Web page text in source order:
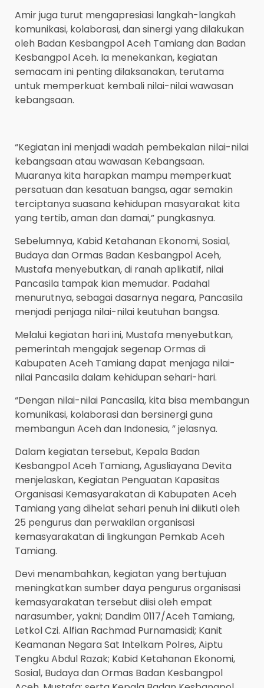
Amir juga turut mengapresiasi langkah-langkah
komunikasi, kolaborasi, dan sinergi yang dilakukan
oleh Badan Kesbangpol Aceh Tamiang dan Badan
Kesbangpol Aceh. Ia menekankan, kegiatan
semacam ini penting dilaksanakan, terutama
untuk memperkuat kembali nilai-nilai wawasan
kebangsaan.
“Kegiatan ini menjadi wadah pembekalan nilai-nilai
kebangsaan atau wawasan Kebangsaan.
Muaranya kita harapkan mampu memperkuat
persatuan dan kesatuan bangsa, agar semakin
terciptanya suasana kehidupan masyarakat kita
yang tertib, aman dan damai,” pungkasnya.
Sebelumnya, Kabid Ketahanan Ekonomi, Sosial,
Budaya dan Ormas Badan Kesbangpol Aceh,
Mustafa menyebutkan, di ranah aplikatif, nilai
Pancasila tampak kian memudar. Padahal
menurutnya, sebagai dasarnya negara, Pancasila
menjadi penjaga nilai-nilai keutuhan bangsa.
Melalui kegiatan hari ini, Mustafa menyebutkan,
pemerintah mengajak segenap Ormas di
Kabupaten Aceh Tamiang dapat menjaga nilai-
nilai Pancasila dalam kehidupan sehari-hari.
“Dengan nilai-nilai Pancasila, kita bisa membangun
komunikasi, kolaborasi dan bersinergi guna
membangun Aceh dan Indonesia, ” jelasnya.
Dalam kegiatan tersebut, Kepala Badan
Kesbangpol Aceh Tamiang, Agusliayana Devita
menjelaskan, Kegiatan Penguatan Kapasitas
Organisasi Kemasyarakatan di Kabupaten Aceh
Tamiang yang dihelat sehari penuh ini diikuti oleh
25 pengurus dan perwakilan organisasi
kemasyarakatan di lingkungan Pemkab Aceh
Tamiang.
Devi menambahkan, kegiatan yang bertujuan
meningkatkan sumber daya pengurus organisasi
kemasyarakatan tersebut diisi oleh empat
narasumber, yakni; Dandim 0117/Aceh Tamiang,
Letkol Czi. Alfian Rachmad Purnamasidi; Kanit
Keamanan Negara Sat Intelkam Polres, Aiptu
Tengku Abdul Razak; Kabid Ketahanan Ekonomi,
Sosial, Budaya dan Ormas Badan Kesbangpol